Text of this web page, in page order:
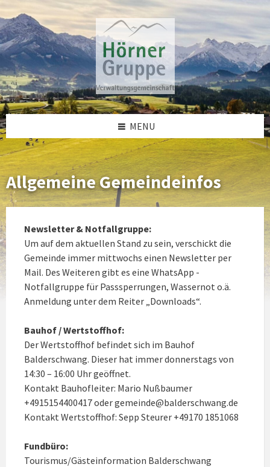
to
content
to
left
sidebar
to
footer
MENU
Allgemeine Gemeindeinfos
Newsletter & Notfallgruppe:
Um auf dem aktuellen Stand zu sein, verschickt die
Gemeinde immer mittwochs einen Newsletter per
Mail. Des Weiteren gibt es eine WhatsApp -
Notfallgruppe für Passsperrungen, Wassernot o.ä.
Anmeldung unter dem Reiter „Downloads“.
Bauhof / Wertstoffhof:
Der Wertstoffhof befindet sich im Bauhof
Balderschwang. Dieser hat immer donnerstags von
14:30 – 16:00 Uhr geöffnet.
Kontakt Bauhofleiter: Mario Nußbaumer
+4915154400417 oder gemeinde@balderschwang.de
Kontakt Wertstoffhof: Sepp Steurer +49170 1851068
Fundbüro:
Tourismus/Gästeinformation Balderschwang